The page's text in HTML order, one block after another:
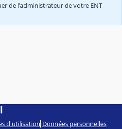
de l'administrateur de votre ENT
d'utilisation Données personnelles